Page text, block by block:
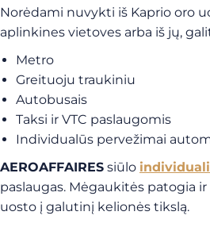
Norėdami nuvykti iš Kaprio oro
aplinkines vietoves arba iš jų,
Metro
Greituoju traukiniu
Autobusais
Taksi ir VTC paslaugomis
Individualūs pervežimai
AEROAFFAIRES siūlo
paslaugas. Mėgaukitės patogia
uosto į galutinį kelionės tikslą.